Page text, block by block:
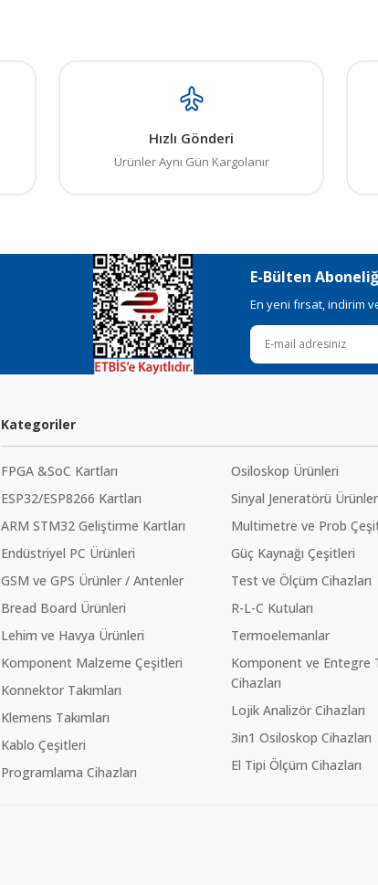
Ürün açıklamasında eksik bilgiler bulunuyor.
Hızlı Gönderi
Ürünler Aynı Gün Kargolanır
E-Bülten
En yeni fırsat, indirim
Kategoriler
FPGA &SoC Kartları
ESP32/ESP8266 Kartları
ARM STM32 Geliştirme Kartları
Endüstriyel PC Ürünleri
GSM ve GPS Ürünler / Antenler
Bread Board Ürünleri
Lehim ve Havya Ürünleri
Komponent Malzeme Çeşitleri
Konnektor Takımları
Klemens Takımları
Kablo Çeşitleri
Programlama Cihazları
Osiloskop Ürünleri
Sinyal Jeneratörü
Multimetre ve Prob
Güç Kaynağı Çeşitleri
Test ve Ölçüm Cihazları
R-L-C Kutuları
Termoelemanlar
Komponent ve Entegre
Cihazları
Lojik Analizör Cihazları
3in1 Osiloskop Cihazları
El Tipi Ölçüm Cihazları